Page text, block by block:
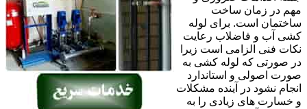
مهم در زمان ساخت
ساختمان است. برای لوله
کشی آب و فاضلاب رعایت
نکات فنی الزامی است زیرا
در صورتی که لوله کشی به
صورت اصولی و استاندارد
انجام نشود در آینده مشکلات
و خسارت های زیادی را به